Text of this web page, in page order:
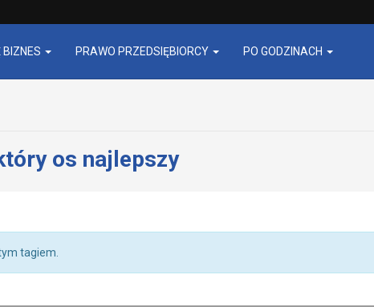
BIZNES PRAWO PRZEDSIĘBIORCY PO GODZINACH
os najlepszy
tagiem.